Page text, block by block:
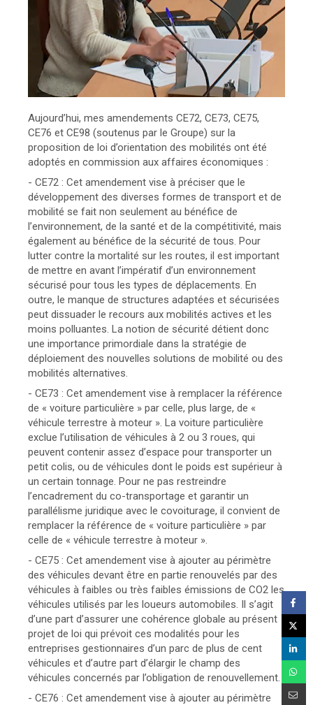
Aujourd’hui, mes amendements CE72, CE73, CE75,
CE76 et CE98 (soutenus par le Groupe) sur la
proposition de loi d’orientation des mobilités ont été
adoptés en commission aux affaires économiques :
- CE72 : Cet amendement vise à préciser que le
développement des diverses formes de transport et de
mobilité se fait non seulement au bénéfice de
l’environnement, de la santé et de la compétitivité, mais
également au bénéfice de la sécurité de tous. Pour
lutter contre la mortalité sur les routes, il est important
de mettre en avant l’impératif d’un environnement
sécurisé pour tous les types de déplacements. En
outre, le manque de structures adaptées et sécurisées
peut dissuader le recours aux mobilités actives et les
moins polluantes. La notion de sécurité détient donc
une importance primordiale dans la stratégie de
déploiement des nouvelles solutions de mobilité ou des
mobilités alternatives.
- CE73 : Cet amendement vise à remplacer la référence
de « voiture particulière » par celle, plus large, de «
véhicule terrestre à moteur ». La voiture particulière
exclue l’utilisation de véhicules à 2 ou 3 roues, qui
peuvent contenir assez d’espace pour transporter un
petit colis, ou de véhicules dont le poids est supérieur à
un certain tonnage. Pour ne pas restreindre
l’encadrement du co-transportage et garantir un
parallélisme juridique avec le covoiturage, il convient de
remplacer la référence de « voiture particulière » par
celle de « véhicule terrestre à moteur ».
- CE75 : Cet amendement vise à ajouter au périmètre
des véhicules devant être en partie renouvelés par des
véhicules à faibles ou très faibles émissions de CO2 les
véhicules utilisés par les loueurs automobiles. Il s’agit
d’une part d’assurer une cohérence globale au présent
projet de loi qui prévoit ces modalités pour les
entreprises gestionnaires d’un parc de plus de cent
véhicules et d’autre part d’élargir le champ des
véhicules concernés par l’obligation de renouvellement.
- CE76 : Cet amendement vise à ajouter au périmètre